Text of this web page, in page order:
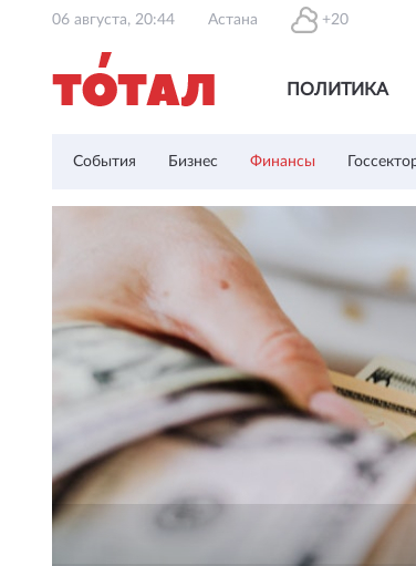
06 августа, 20:44 Астана +20
ПОЛИТИКА
События Бизнес Финансы